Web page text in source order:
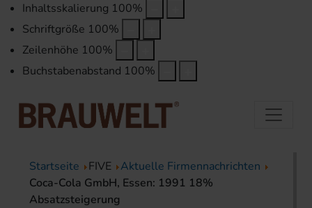
Inhaltsskalierung 100%
Schriftgröße 100%
Zeilenhöhe 100%
Buchstabenabstand 100%
Startseite FIVE
Aktuelle Firmennachrichten
Coca-Cola GmbH, Essen: 1991 18%
Absatzsteigerung